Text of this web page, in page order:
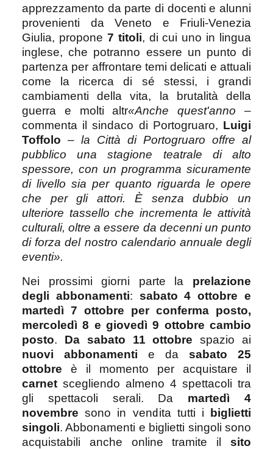
apprezzamento da parte di docenti e alunni
provenienti da Veneto e Friuli-Venezia
Giulia, propone 7 titoli, di cui uno in lingua
inglese, che potranno essere un punto di
partenza per affrontare temi delicati e attuali
come la ricerca di sé stessi, i grandi
cambiamenti della vita, la brutalità della
guerra e molti altr«Anche quest'anno –
commenta il sindaco di Portogruaro, Luigi
Toffolo – la Città di Portogruaro offre al
pubblico una stagione teatrale di alto
spessore, con un programma sicuramente
di livello sia per quanto riguarda le opere
che per gli attori. È senza dubbio un
ulteriore tassello che incrementa le attività
culturali, oltre a essere da decenni un punto
di forza del nostro calendario annuale degli
eventi».
Nei prossimi giorni parte la prelazione
degli abbonamenti: sabato 4 ottobre e
martedì 7 ottobre per conferma posto,
mercoledì 8 e giovedì 9 ottobre cambio
posto. Da sabato 11 ottobre spazio ai
nuovi abbonamenti e da sabato 25
ottobre è il momento per acquistare il
carnet scegliendo almeno 4 spettacoli tra
gli spettacoli serali. Da martedì 4
novembre sono in vendita tutti i biglietti
singoli. Abbonamenti e biglietti singoli sono
acquistabili anche online tramite il sito